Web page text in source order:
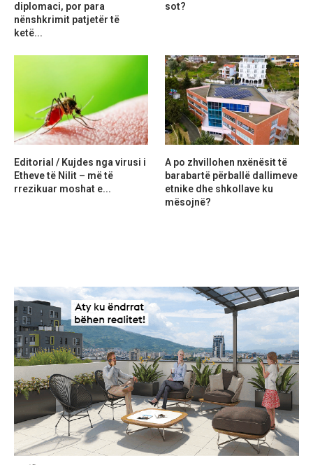
diplomaci, por para
nënshkrimit patjetër të
ketë...
sot?
Editorial / Kujdes nga virusi i
Etheve të Nilit – më të
rrezikuar moshat e...
A po zhvillohen nxënësit të
barabartë përballë dallimeve
etnike dhe shkollave ku
mësojnë?